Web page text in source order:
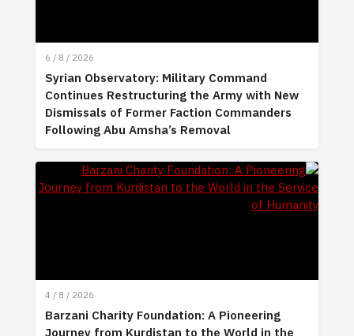
6 / 8 / 2026
Syrian Observatory: Military Command
Continues Restructuring the Army with New
Dismissals of Former Faction Commanders
Following Abu Amsha’s Removal
4 / 8 / 2026
Barzani Charity Foundation: A Pioneering